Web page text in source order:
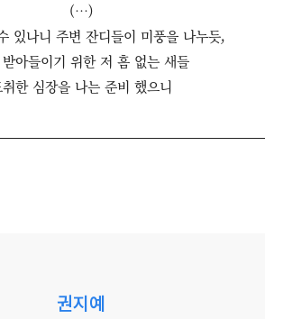
(…)
있나니 주변 잔디들이 미풍을 나누듯,
아들이기 위한 저 흠 없는 새들
한 심장을 나는 준비 했으니
권지예